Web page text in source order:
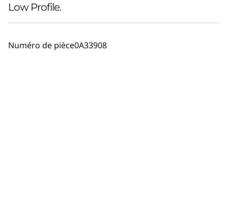
Low Profile.
Numéro de pièce0A33908